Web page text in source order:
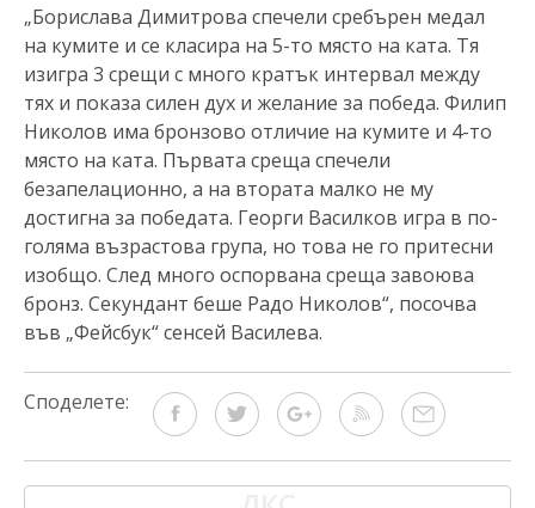
„Борислава Димитрова спечели сребърен медал
на кумите и се класира на 5-то място на ката. Тя
изигра 3 срещи с много кратък интервал между
тях и показа силен дух и желание за победа. Филип
Николов има бронзово отличие на кумите и 4-то
място на ката. Първата среща спечели
безапелационно, а на втората малко не му
достигна за победата. Георги Василков игра в по-
голяма възрастова група, но това не го притесни
изобщо. След много оспорвана среща завоюва
бронз. Секундант беше Радо Николов“, посочва
във „Фейсбук“ сенсей Василева.
Споделете: